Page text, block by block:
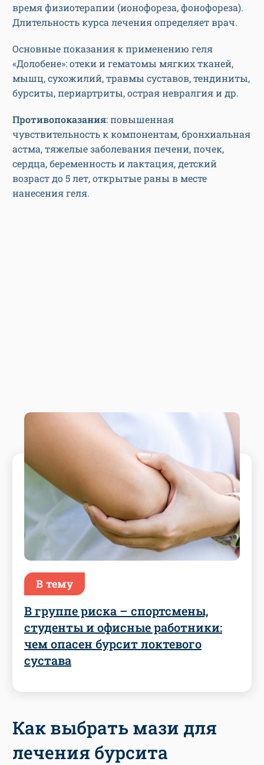
время физиотерапии (ионофореза, фонофореза).
Длительность курса лечения определяет врач.
Основные показания к применению геля
«Долобене»: отеки и гематомы мягких тканей,
мышц, сухожилий, травмы суставов, тендиниты,
бурситы, периартриты, острая невралгия и др.
Противопоказания: повышенная
чувствительность к компонентам, бронхиальная
астма, тяжелые заболевания печени, почек,
сердца, беременность и лактация, детский
возраст до 5 лет, открытые раны в месте
нанесения геля.
В тему
В группе риска – спортсмены,
студенты и офисные работники:
чем опасен бурсит локтевого
сустава
Как выбрать мази для
лечения бурсита